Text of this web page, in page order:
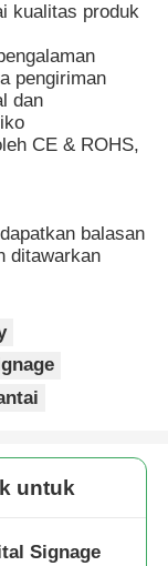
kualitas produk
pengiriman
dan
CE & ROHS,
balasan
ditawarkan
untuk
Signage